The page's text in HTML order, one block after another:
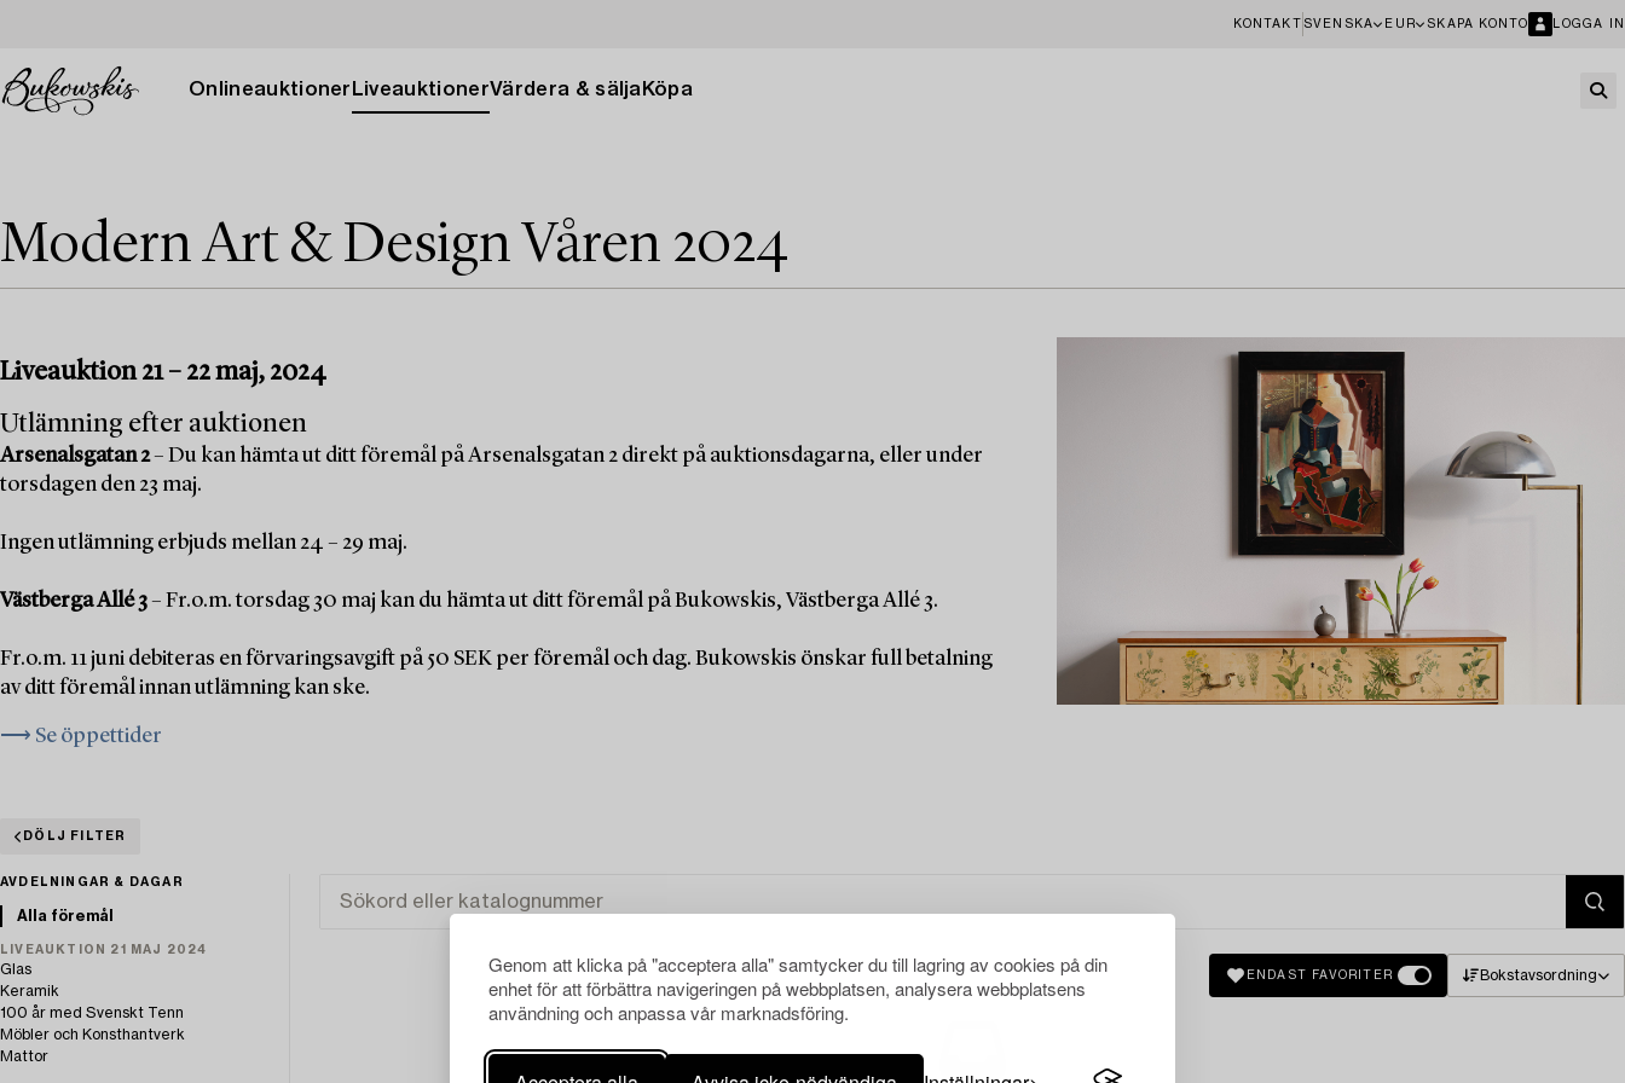
Genom att klicka på "acceptera alla" samtycker du till lagring av cookies på din
enhet för att förbättra navigeringen på webbplatsen, analysera webbplatsens
användning och anpassa vår marknadsföring.
KONTAKT SVENSKA EUR SKAPA KONTO LOGGA IN
Onlineauktioner LiveauktionerVärdera & sälja Köpa
Modern Art & Design Våren 2024
Liveauktion 21 – 22 maj, 2024
Utlämning efter auktionen
Arsenalsgatan 2– Du kan hämta ut ditt föremål på Arsenalsgatan 2 direkt på auktionsdagarna, eller under
torsdagen den 23 maj.
Ingen utlämning erbjuds mellan 24 – 29 maj.
Västberga Allé 3– Fr.o.m. torsdag 30 maj kan du hämta ut ditt föremål på Bukowskis, Västberga Allé 3.
Fr.o.m. 11 juni debiteras en förvaringsavgift på 50 SEK per föremål och dag. Bukowskis önskar full betalning
av ditt föremål innan utlämning kan ske.
⟶ Se öppettider
DÖLJ FILTER
AVDELNINGAR & DAGAR
Alla föremål
LIVEAUKTION 21 MAJ 2024
Glas
Keramik
100 år med Svenskt Tenn
Möbler och Konsthantverk
Mattor
ENDAST FAVORITER Bokstavsordning